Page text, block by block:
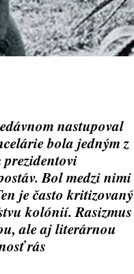
nastupoval
bola jedným z
Bol medzi nimi
je často kritizovaný
kolónií. Rasizmus
ale aj literárnou
rás